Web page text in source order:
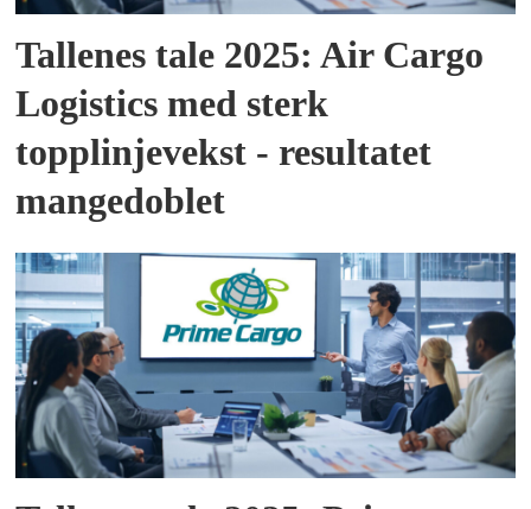
Tallenes tale 2025: Air Cargo
Logistics med sterk
topplinjevekst - resultatet
mangedoblet